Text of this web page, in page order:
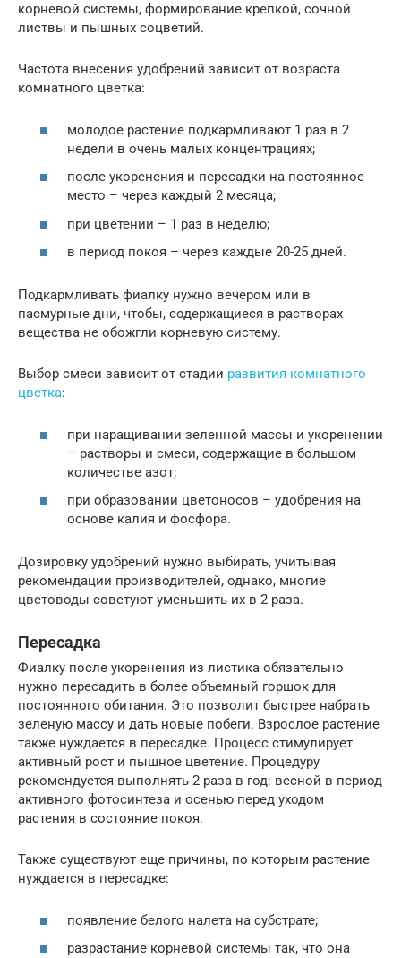
корневой системы, формирование крепкой, сочной
листвы и пышных соцветий.
Частота внесения удобрений зависит от возраста
комнатного цветка:
молодое растение подкармливают 1 раз в 2
недели в очень малых концентрациях;
после укоренения и пересадки на постоянное
место – через каждый 2 месяца;
при цветении – 1 раз в неделю;
в период покоя – через каждые 20-25 дней.
Подкармливать фиалку нужно вечером или в
пасмурные дни, чтобы, содержащиеся в растворах
вещества не обожгли корневую систему.
Выбор смеси зависит от стадии развития комнатного
цветка:
при наращивании зеленной массы и укоренении
– растворы и смеси, содержащие в большом
количестве азот;
при образовании цветоносов – удобрения на
основе калия и фосфора.
Дозировку удобрений нужно выбирать, учитывая
рекомендации производителей, однако, многие
цветоводы советуют уменьшить их в 2 раза.
Пересадка
Фиалку после укоренения из листика обязательно
нужно пересадить в более объемный горшок для
постоянного обитания. Это позволит быстрее набрать
зеленую массу и дать новые побеги. Взрослое растение
также нуждается в пересадке. Процесс стимулирует
активный рост и пышное цветение. Процедуру
рекомендуется выполнять 2 раза в год: весной в период
активного фотосинтеза и осенью перед уходом
растения в состояние покоя.
Также существуют еще причины, по которым растение
нуждается в пересадке:
появление белого налета на субстрате;
разрастание корневой системы так, что она